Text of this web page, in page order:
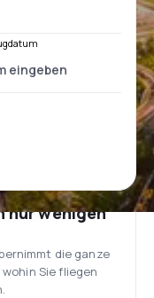
nur wenigen
die ganze
Sie fliegen